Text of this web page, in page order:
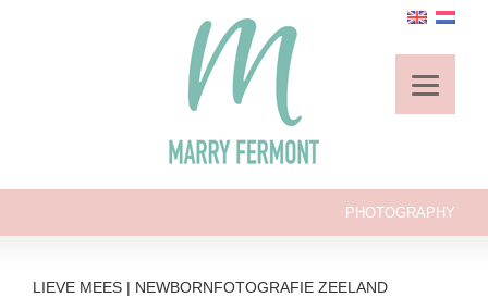
PHOTOGRAPHY
LIEVE MEES | NEWBORNFOTOGRAFIE ZEELAND